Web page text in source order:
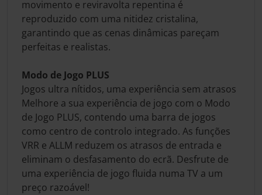
movimento e reviravolta repentina é
reproduzido com uma nitidez cristalina,
garantindo que as cenas dinâmicas pareçam
perfeitas e realistas.
Modo de Jogo PLUS
Jogos ultra nítidos, uma experiência sem atrasos
Melhore a sua experiência de jogo com o Modo
de Jogo PLUS, contendo uma barra de jogos
como centro de controlo integrado. As funções
VRR e ALLM reduzem os atrasos de entrada e
eliminam o desfasamento do ecrã. Desfrute de
uma experiência de jogo fluida numa TV a um
preço razoável!